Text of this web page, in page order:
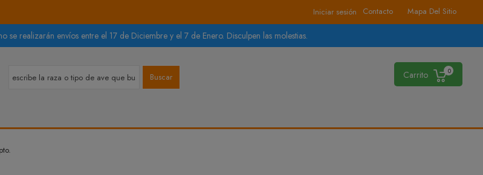
Contacto Mapa Del Sitio
Iniciar sesión
se realizarán envíos entre el 17 de Diciembre y el 7 de Enero. Disculpen las molestias.
Carrito 0
Buscar